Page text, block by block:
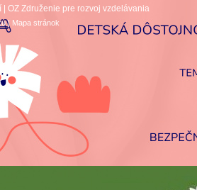
OZ Združenie pre rozvoj vzdelávania
| Mapa stránok